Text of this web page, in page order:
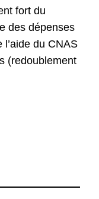
fort du
des dépenses
du CNAS
(redoublement